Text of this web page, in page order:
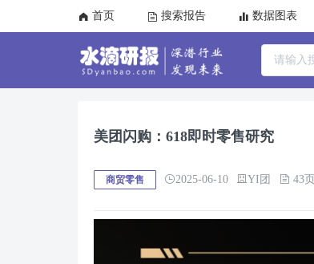
首页 搜索报告 数据图表
美团闪购：618即时零售研究
商贸零售 2025-06-10 YI团 43页